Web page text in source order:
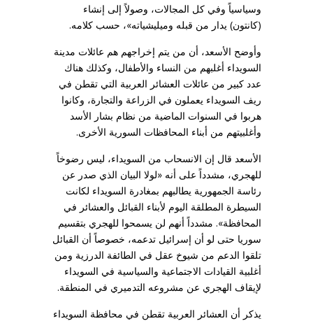
وسياسياً وفي كل المجالات، وصولاً إلى إنشاء
(كانتون) يدار من قبله وميليشياته»، حسب كلامه.
وأوضح الأسعد، أن من يتم إخراجهم هم عائلات مدينة
السويداء أغلبهم من النساء والأطفال، وكذلك هناك
عدد كبير من عائلات العشائر العربية التي تقطن في
ريف السويداء يعملون في الزراعة والتجارة، وكانوا
هربوا في السنوات الماضية من نظام بشار الأسد
وأغلبيتهم من أبناء المحافظات السورية الأخرى.
الأسعد قال إن الانسحاب من السويداء، ليس رضوخاً
للهجري، مشدداً على أنه «لولا البيان الذي صدر عن
رئاسة الجمهورية يطالبهم بمغادرة السويداء لكانت
السيطرة المطلقة اليوم لأبناء القبائل والعشائر في
المحافظة». مشدداً أنهم لن يسمحوا للهجري بتقسيم
سوريا حتى لو أن إسرائيل تدعمه، خصوصاً أن القبائل
تلقوا الدعم من شيوخ عقل في الطائفة الدرزية ومن
أغلبية القيادات الاجتماعية والسياسية في السويداء
لإيقاف الهجري عن مشروعه التدميري في المنطقة.
يذكر أن العشائر العربية تقطن في محافظة السويداء